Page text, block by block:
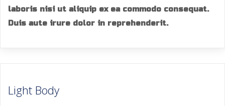
laboris nisi ut aliquip ex ea commodo consequat.
Duis aute irure dolor in reprehenderit.
Light Body